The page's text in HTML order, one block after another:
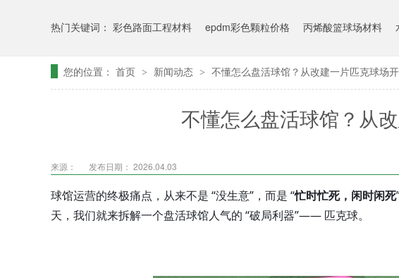
热门关键词： 彩色路面工程材料 epdm彩色颗粒价格 丙烯酸篮球场材料
您的位置： 首页 > 新闻动态 > 不懂怎么盘活球馆？从改建一片匹克球场
不懂怎么盘活球馆？从
来源： 发布日期： 2026.04.03
球馆运营的终极痛点，从来不是 “没生意”，而是 “忙时忙死，闲时闲死
天，我们就来拆解一个盘活球馆人气的 “破局利器”—— 匹克球。